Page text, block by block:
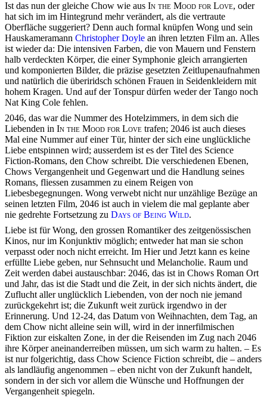
Ist das nun der gleiche Chow wie aus In the Mood for Love, oder
hat sich im im Hintegrund mehr verändert, als die vertraute
Oberfläche suggeriert? Denn auch formal knüpfen Wong und sein
Hauskameramann Christopher Doyle an ihren letzten Film an. Alles
ist wieder da: Die intensiven Farben, die von Mauern und Fenstern
halb verdeckten Körper, die einer Symphonie gleich arrangierten
und komponierten Bilder, die präzise gesetzten Zeitlupenaufnahmen
und natürlich die überiridsch schönen Frauen in Seidenkleidern mit
hohem Kragen. Und auf der Tonspur dürfen weder der Tango noch
Nat King Cole fehlen.
2046, das war die Nummer des Hotelzimmers, in dem sich die
Liebenden in In the Mood for Love trafen; 2046 ist auch dieses
Mal eine Nummer auf einer Tür, hinter der sich eine unglückliche
Liebe entspinnen wird; ausserdem ist es der Titel des Science
Fiction-Romans, den Chow schreibt. Die verschiedenen Ebenen,
Chows Vergangenheit und Gegenwart und die Handlung seines
Romans, fliessen zusammen zu einem Reigen von
Liebesbegegnungen. Wong verwebt nicht nur unzählige Bezüge an
seinen letzten Film, 2046 ist auch in vielem die mal geplante aber
nie gedrehte Fortsetzung zu Days of Being Wild.
Liebe ist für Wong, den grossen Romantiker des zeitgenössischen
Kinos, nur im Konjunktiv möglich; entweder hat man sie schon
verpasst oder noch nicht erreicht. Im Hier und Jetzt kann es keine
erfüllte Liebe geben, nur Sehnsucht und Melancholie. Raum und
Zeit werden dabei austauschbar: 2046, das ist in Chows Roman Ort
und Jahr, das ist die Stadt und die Zeit, in der sich nichts ändert, die
Zuflucht aller unglücklich Liebenden, von der noch nie jemand
zurückgekehrt ist; die Zukunft weit zurück irgendwo in der
Erinnerung. Und 12-24, das Datum von Weihnachten, dem Tag, an
dem Chow nicht alleine sein will, wird in der innerfilmischen
Fiktion zur eiskalten Zone, in der die Reisenden im Zug nach 2046
ihre Körper aneinanderreiben müssen, um sich warm zu halten. – Es
ist nur folgerichtig, dass Chow Science Fiction schreibt, die – anders
als landläufig angenommen – eben nicht von der Zukunft handelt,
sondern in der sich vor allem die Wünsche und Hoffnungen der
Vergangenheit spiegeln.